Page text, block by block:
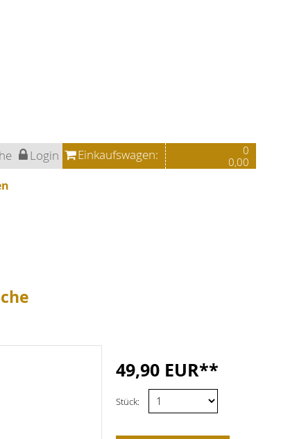
Einkaufswagen:
0
0,00
Login
49,90 EUR**
Stück: